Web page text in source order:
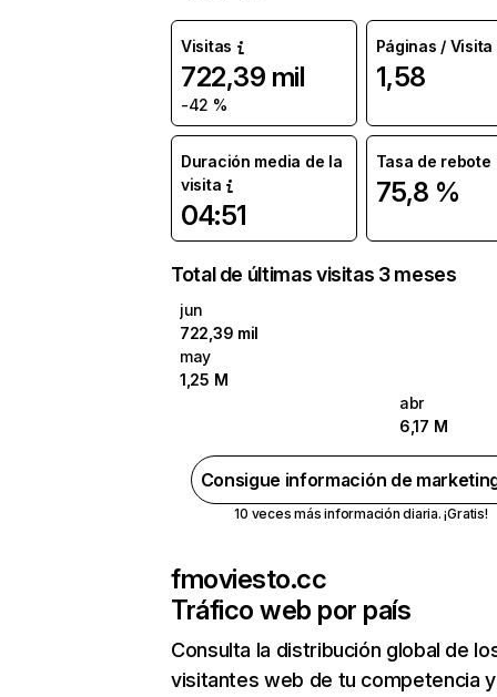
Visitas
722,39 mil
-42 %
Páginas / Visita
1,58
Duración media de la
visita
04:51
Tasa de rebote
75,8 %
Total de últimas visitas 3 meses
jun
722,39 mil
may
1,25 M
abr
6,17 M
Consigue información de
10 veces más información diaria. ¡Gratis!
fmoviesto.cc
Tráfico web por país
Consulta la distribución global de
visitantes web de tu competencia y